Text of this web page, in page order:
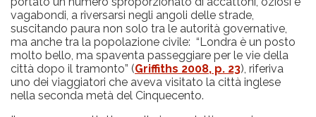
vagabondi, a riversarsi negli angoli delle strade,
suscitando paura non solo tra le autorità governative,
ma anche tra la popolazione civile: “Londra è un posto
molto bello, ma spaventa passeggiare per le vie della
città dopo il tramonto” (Griffiths 2008, p. 23), riferiva
uno dei viaggiatori che aveva visitato la città inglese
nella seconda metà del Cinquecento.